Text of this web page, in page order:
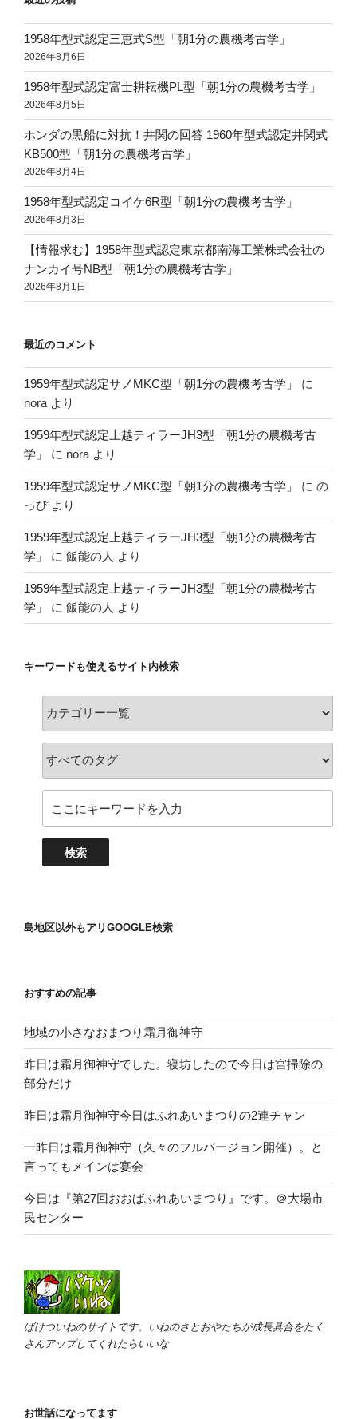
1958年型式認定三恵式S型「朝1分の農機考古学」
2026年8月6日
1958年型式認定富士耕耘機PL型「朝1分の農機考古学」
2026年8月5日
ホンダの黒船に対抗！井関の回答 1960年型式認定井関式
KB500型「朝1分の農機考古学」
2026年8月4日
1958年型式認定コイケ6R型「朝1分の農機考古学」
2026年8月3日
【情報求む】1958年型式認定東京都南海工業株式会社の
ナンカイ号NB型「朝1分の農機考古学」
2026年8月1日
最近のコメント
1959年型式認定サノMKC型「朝1分の農機考古学」
に
nora より
1959年型式認定上越ティラーJH3型「朝1分の農機考古
学」
に nora より
1959年型式認定サノMKC型「朝1分の農機考古学」 に の
っぴより
1959年型式認定上越ティラーJH3型「朝1分の農機考古
学」
に 飯能の人 より
1959年型式認定上越ティラーJH3型「朝1分の農機考古
学」
に 飯能の人 より
キーワードも使えるサイト内検索
島地区以外もアリGOOGLE検索
おすすめの記事
地域の小さなおまつり霜月御神守
昨日は霜月御神守でした。寝坊したので今日は宮掃除の
部分だけ
昨日は霜月御神守今日はふれあいまつりの2連チャン
一昨日は霜月御神守（久々のフルバージョン開催）。と
言ってもメインは宴会
今日は『第27回おおばふれあいまつり』です。＠大場市
民センター
ばけついねのサイトです。いねのさとおやたちが成長具合をたく
さんアップしてくれたらいいな
お世話になってます